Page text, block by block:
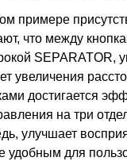
примере
что между
SEPARATOR,
увеличения
достигается
на три
улучшает
удобным для